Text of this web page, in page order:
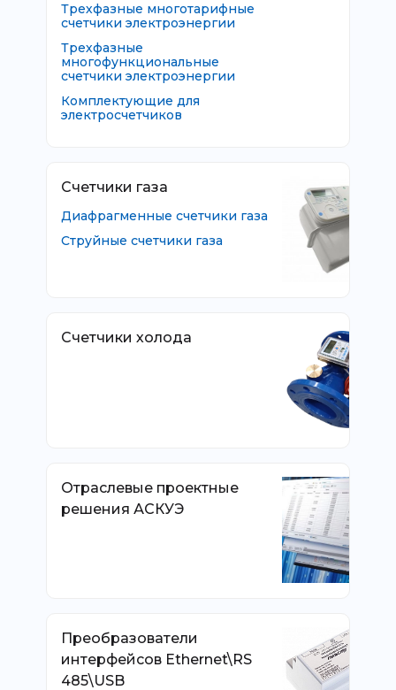
Трехфазные многотарифные
счетчики электроэнергии
Трехфазные
многофункциональные
счетчики электроэнергии
Комплектующие для
электросчетчиков
Счетчики газа
Диафрагменные счетчики газа
Струйные счетчики газа
Счетчики холода
Отраслевые проектные
решения АСКУЭ
Преобразователи
интерфейсов Ethernet\RS
485\USB